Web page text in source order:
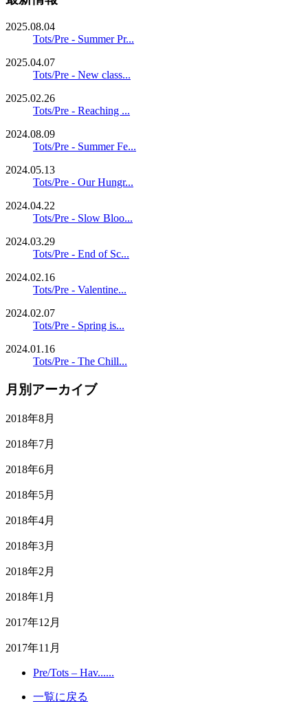
2025.08.04
Tots/Pre - Summer Pr...
2025.04.07
Tots/Pre - New class...
2025.02.26
Tots/Pre - Reaching ...
2024.08.09
Tots/Pre - Summer Fe...
2024.05.13
Tots/Pre - Our Hungr...
2024.04.22
Tots/Pre - Slow Bloo...
2024.03.29
Tots/Pre - End of Sc...
2024.02.16
Tots/Pre - Valentine...
2024.02.07
Tots/Pre - Spring is...
2024.01.16
Tots/Pre - The Chill...
月別アーカイブ
2018年8月
2018年7月
2018年6月
2018年5月
2018年4月
2018年3月
2018年2月
2018年1月
2017年12月
2017年11月
Pre/Tots – Hav......
一覧に戻る